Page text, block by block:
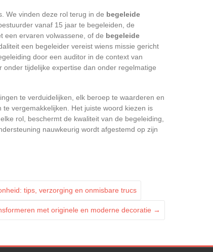
We vinden deze rol terug in de begeleide
vanaf 15 jaar te begeleiden, de
een ervaren volwassene, of de begeleide
een begeleider vereist wiens missie gericht
door een auditor in de context van
tijdelijke expertise dan onder regelmatige
te verduidelijken, elk beroep te waarderen en
vergemakkelijken. Het juiste woord kiezen is
rol, beschermt de kwaliteit van de begeleiding,
nauwkeurig wordt afgestemd op zijn
tips, verzorging en onmisbare trucs
met originele en moderne decoratie →